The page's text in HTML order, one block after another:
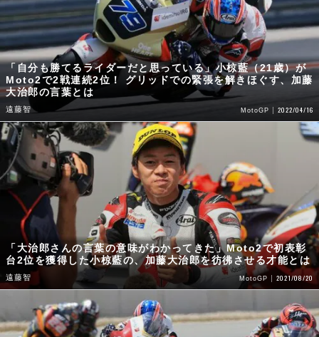
「自分も勝てるライダーだと思っている」小椋藍（21歳）が
Moto2で2戦連続2位！ グリッドでの緊張を解きほぐす、加藤
大治郎の言葉とは
遠藤智 MotoGP 2022/04/16
「大治郎さんの言葉の意味がわかってきた」Moto2で初表彰
台2位を獲得した小椋藍の、加藤大治郎を彷彿させる才能とは
遠藤智 MotoGP 2021/08/20